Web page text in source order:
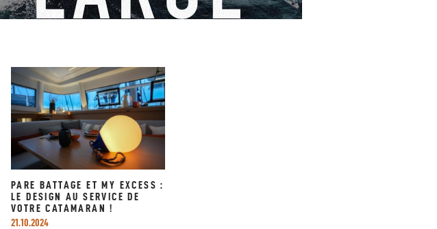
inspirer par les vacances en catamaran Excess !
PARE BATTAGE ET MY EXCESS :
LE DESIGN AU SERVICE DE
VOTRE CATAMARAN !
21.10.2024